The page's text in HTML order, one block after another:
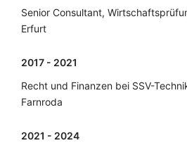
Senior Consultant,
Erfurt
2017 - 2021
Recht und Finanzen bei SSV-
Farnroda
2021 - 2024